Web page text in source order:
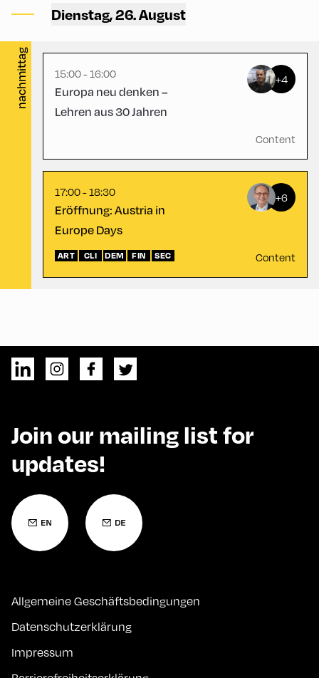
Dienstag, 26. August
nachmittag
Saal
15:00 - 16:00
Europa neu denken –
Lehren aus 30 Jahren
+4
Content
Congress Centrum
Alpbach ,
17:00 - 18:30
Eröffnung: Austria in
Europe Days
+6
ART CLI DEM FIN SEC Content
Join our mailing list for
updates!
Allgemeine Geschäftsbedingungen
Datenschutzerklärung
Impressum